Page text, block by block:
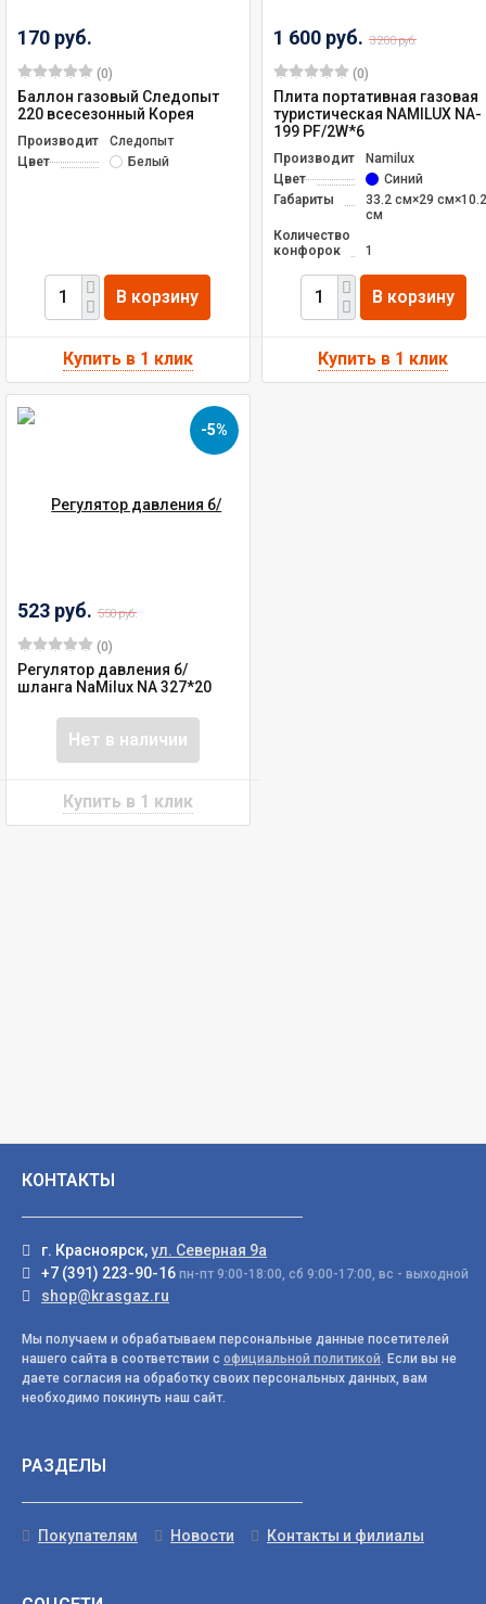
170 руб.
(0)
Баллон газовый Следопыт
220 всесезонный Корея
ПроизводительСледопыт
Цвет
Белый
В корзину
1 600 руб. 3 200 руб.
(0)
Плита портативная газовая
туристическая NAMILUX NA-
199 PF/2W*6
ПроизводительNamilux
Цвет
Синий
Габариты
33.2 см×29 см×10.2
см
Количество
конфорок
1
В корзину
-5%
523 руб. 550 руб.
(0)
Регулятор давления б/
шланга NaMilux NA 327*20
Нет в наличии
КОНТАКТЫ
г. Красноярск,ул. Северная 9а
+7 (391) 223-90-16 пн-пт 9:00-18:00, сб 9:00-17:00, вс - выходной
shop@krasgaz.ru
Мы получаем и обрабатываем персональные данные посетителей
нашего сайта в соответствии с официальной политикой. Если вы не
даете согласия на обработку своих персональных данных, вам
необходимо покинуть наш сайт.
РАЗДЕЛЫ
Покупателям Новости Контакты и филиалы